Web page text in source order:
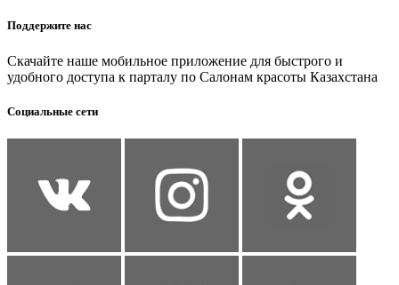
Поддержите нас
Скачайте наше мобильное приложение для быстрого и
удобного доступа к парталу по Салонам красоты Казахстана
Социальные сети